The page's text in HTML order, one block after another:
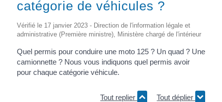
catégorie de véhicules ?
Vérifié le 17 janvier 2023 - Direction de l'information légale et
administrative (Première ministre), Ministère chargé de l'intérieur
Quel permis pour conduire une moto 125 ? Un quad ? Une
camionnette ? Nous vous indiquons quel permis avoir
pour chaque catégorie véhicule.
Tout replier Tout déplier